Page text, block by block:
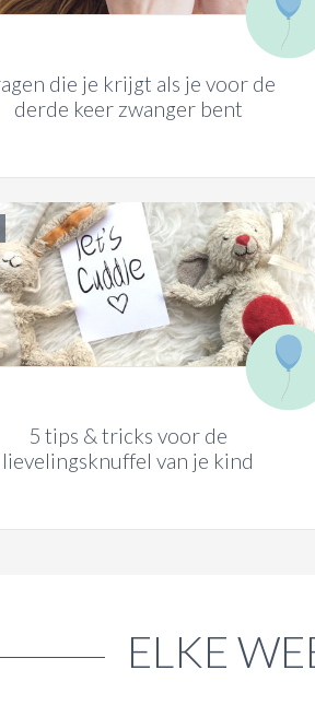
die je krijgt als je voor de
derde keer zwanger bent
5 tips & tricks voor de
lievelingsknuffel van je kind
ELKE